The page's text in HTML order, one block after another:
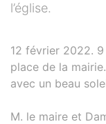
l’église.
12 février 2022.
place de la
avec un beau
M. le maire et